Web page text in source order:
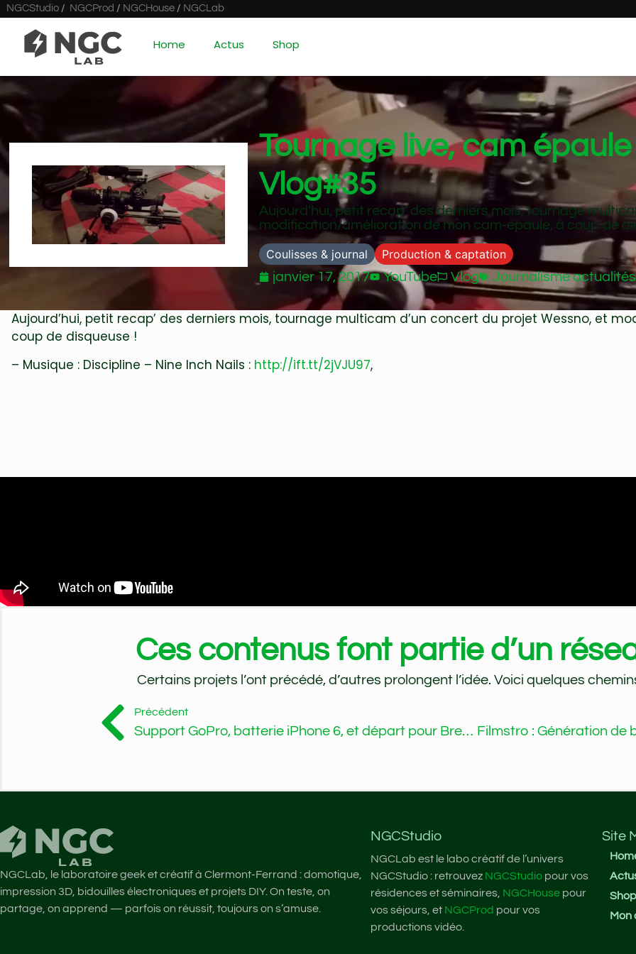
NGCStudio / NGCProd / NGCHouse / NGCLab
Home Actus Shop
Tournage live, cam
Vlog#35
Aujourd’hui, petit recap’ des derniers mois, tournage
modification/amélioration de mon cam-épaule, à coup de
Coulisses & journal
Production & captation
janvier 17, 2017
YouTube Vlog Journalisme actualités
Aujourd’hui, petit recap’ des derniers mois, tournage multicam d’un concert du projet Wessno, et
coup de disqueuse !
– Musique : Discipline – Nine Inch Nails : http://ift.tt/2jVJU97,
Ces contenus font partie d’un
Certains projets l’ont précédé, d’autres prolongent l’idée. Voici quelques
Précédent
Support GoPro, batterie iPhone 6, et départ pour Brest – Vlog#34
NGCLab, le laboratoire geek et créatif à Clermont-Ferrand : domotique,
impression 3D, bidouilles électroniques et projets DIY. On teste, on
partage, on apprend — parfois on réussit, toujours on s’amuse.
NGCStudio
NGCLab est le labo créatif de l’univers
NGCStudio : retrouvez NGCStudiopour vos
résidences et séminaires, NGCHousepour
vos séjours, et NGCProd pour vos
productions vidéo.
Site
Shop
Mon